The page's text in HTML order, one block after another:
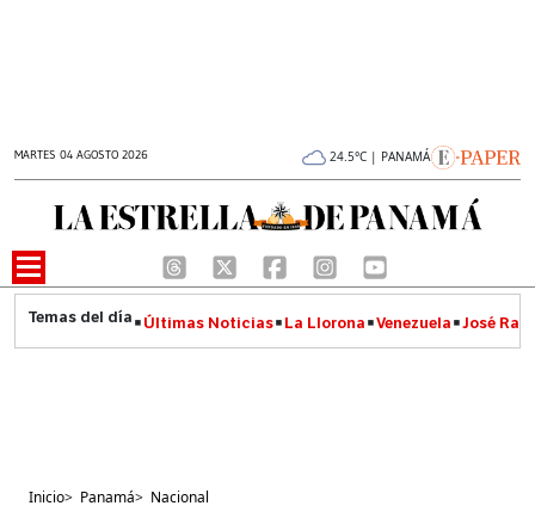
MARTES 04 AGOSTO 2026 24.5°C | PANAMÁ
Últimas Noticias La Llorona Venezuela José
Inicio> Panamá> Nacional